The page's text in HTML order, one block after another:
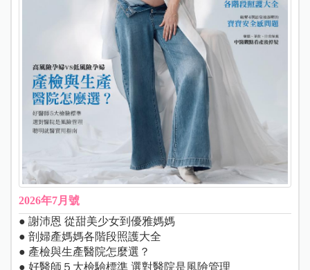
2026年7月號
● 謝沛恩 從甜美少女到優雅媽媽
● 剖婦產媽媽各階段照護大全
● 產檢與生產醫院怎麼選？
● 好醫師５大檢驗標準 選對醫院是風險管理